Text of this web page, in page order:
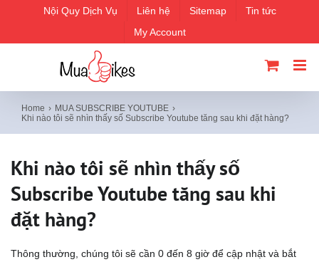
Nội Quy Dịch Vụ Liên hệ Sitemap
Tin tức
My Account
Home
MUA SUBSCRIBE YOUTUBE
Khi nào tôi sẽ nhìn thấy số Subscribe Youtube tăng sau khi đặt hàng?
Khi nào tôi sẽ nhìn thấy số
Subscribe Youtube tăng sau khi
đặt hàng?
Thông thường, chúng tôi sẽ cần 0 đến 8 giờ để cập nhật và bắt